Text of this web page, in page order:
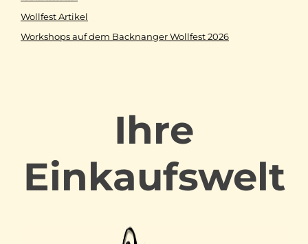
Ihre
Einkaufswelt
Wollfest Artikel
Workshops auf dem Backnanger Wollfest 2026